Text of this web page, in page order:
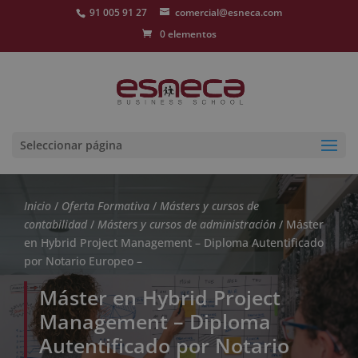
91 005 91 27
comercial@esneca.com
0 elementos
Seleccionar página
Inicio / Oferta Formativa / Másters y cursos de
contabilidad/ Másters y cursos de administración / Máster
en Hybrid Project Management – Diploma Autentificado
por Notario Europeo –
Máster en Hybrid Project
Management – Diploma
Autentificado por Notario